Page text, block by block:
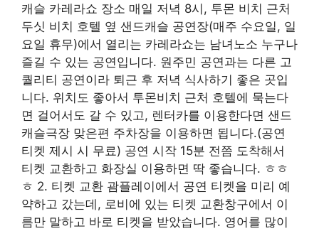
캐슬 카레라쇼 장소 매일 저녁 8시, 투몬 비치 근처
두싯 비치 호텔 옆 샌드캐슬 공연장(매주 수요일, 일
요일 휴무)에서 열리는 카레라쇼는 남녀노소 누구나
즐길 수 있는 공연입니다. 원주민 공연과는 다른 고
퀄리티 공연이라 퇴근 후 저녁 식사하기 좋은 곳입
니다. 위치도 좋아서 투몬비치 근처 호텔에 묵는다
면 걸어서도 갈 수 있고, 렌터카를 이용한다면 샌드
캐슬극장 맞은편 주차장을 이용하면 됩니다.(공연
티켓 제시 시 무료) 공연 시작 15분 전쯤 도착해서
티켓 교환하고 화장실 이용하면 딱 좋습니다. ㅎㅎ
ㅎ 2. 티켓 교환 괌플레이에서 공연 티켓을 미리 예
약하고 갔는데, 로비에 있는 티켓 교환창구에서 이
름만 말하고 바로 티켓을 받았습니다. 영어를 많이